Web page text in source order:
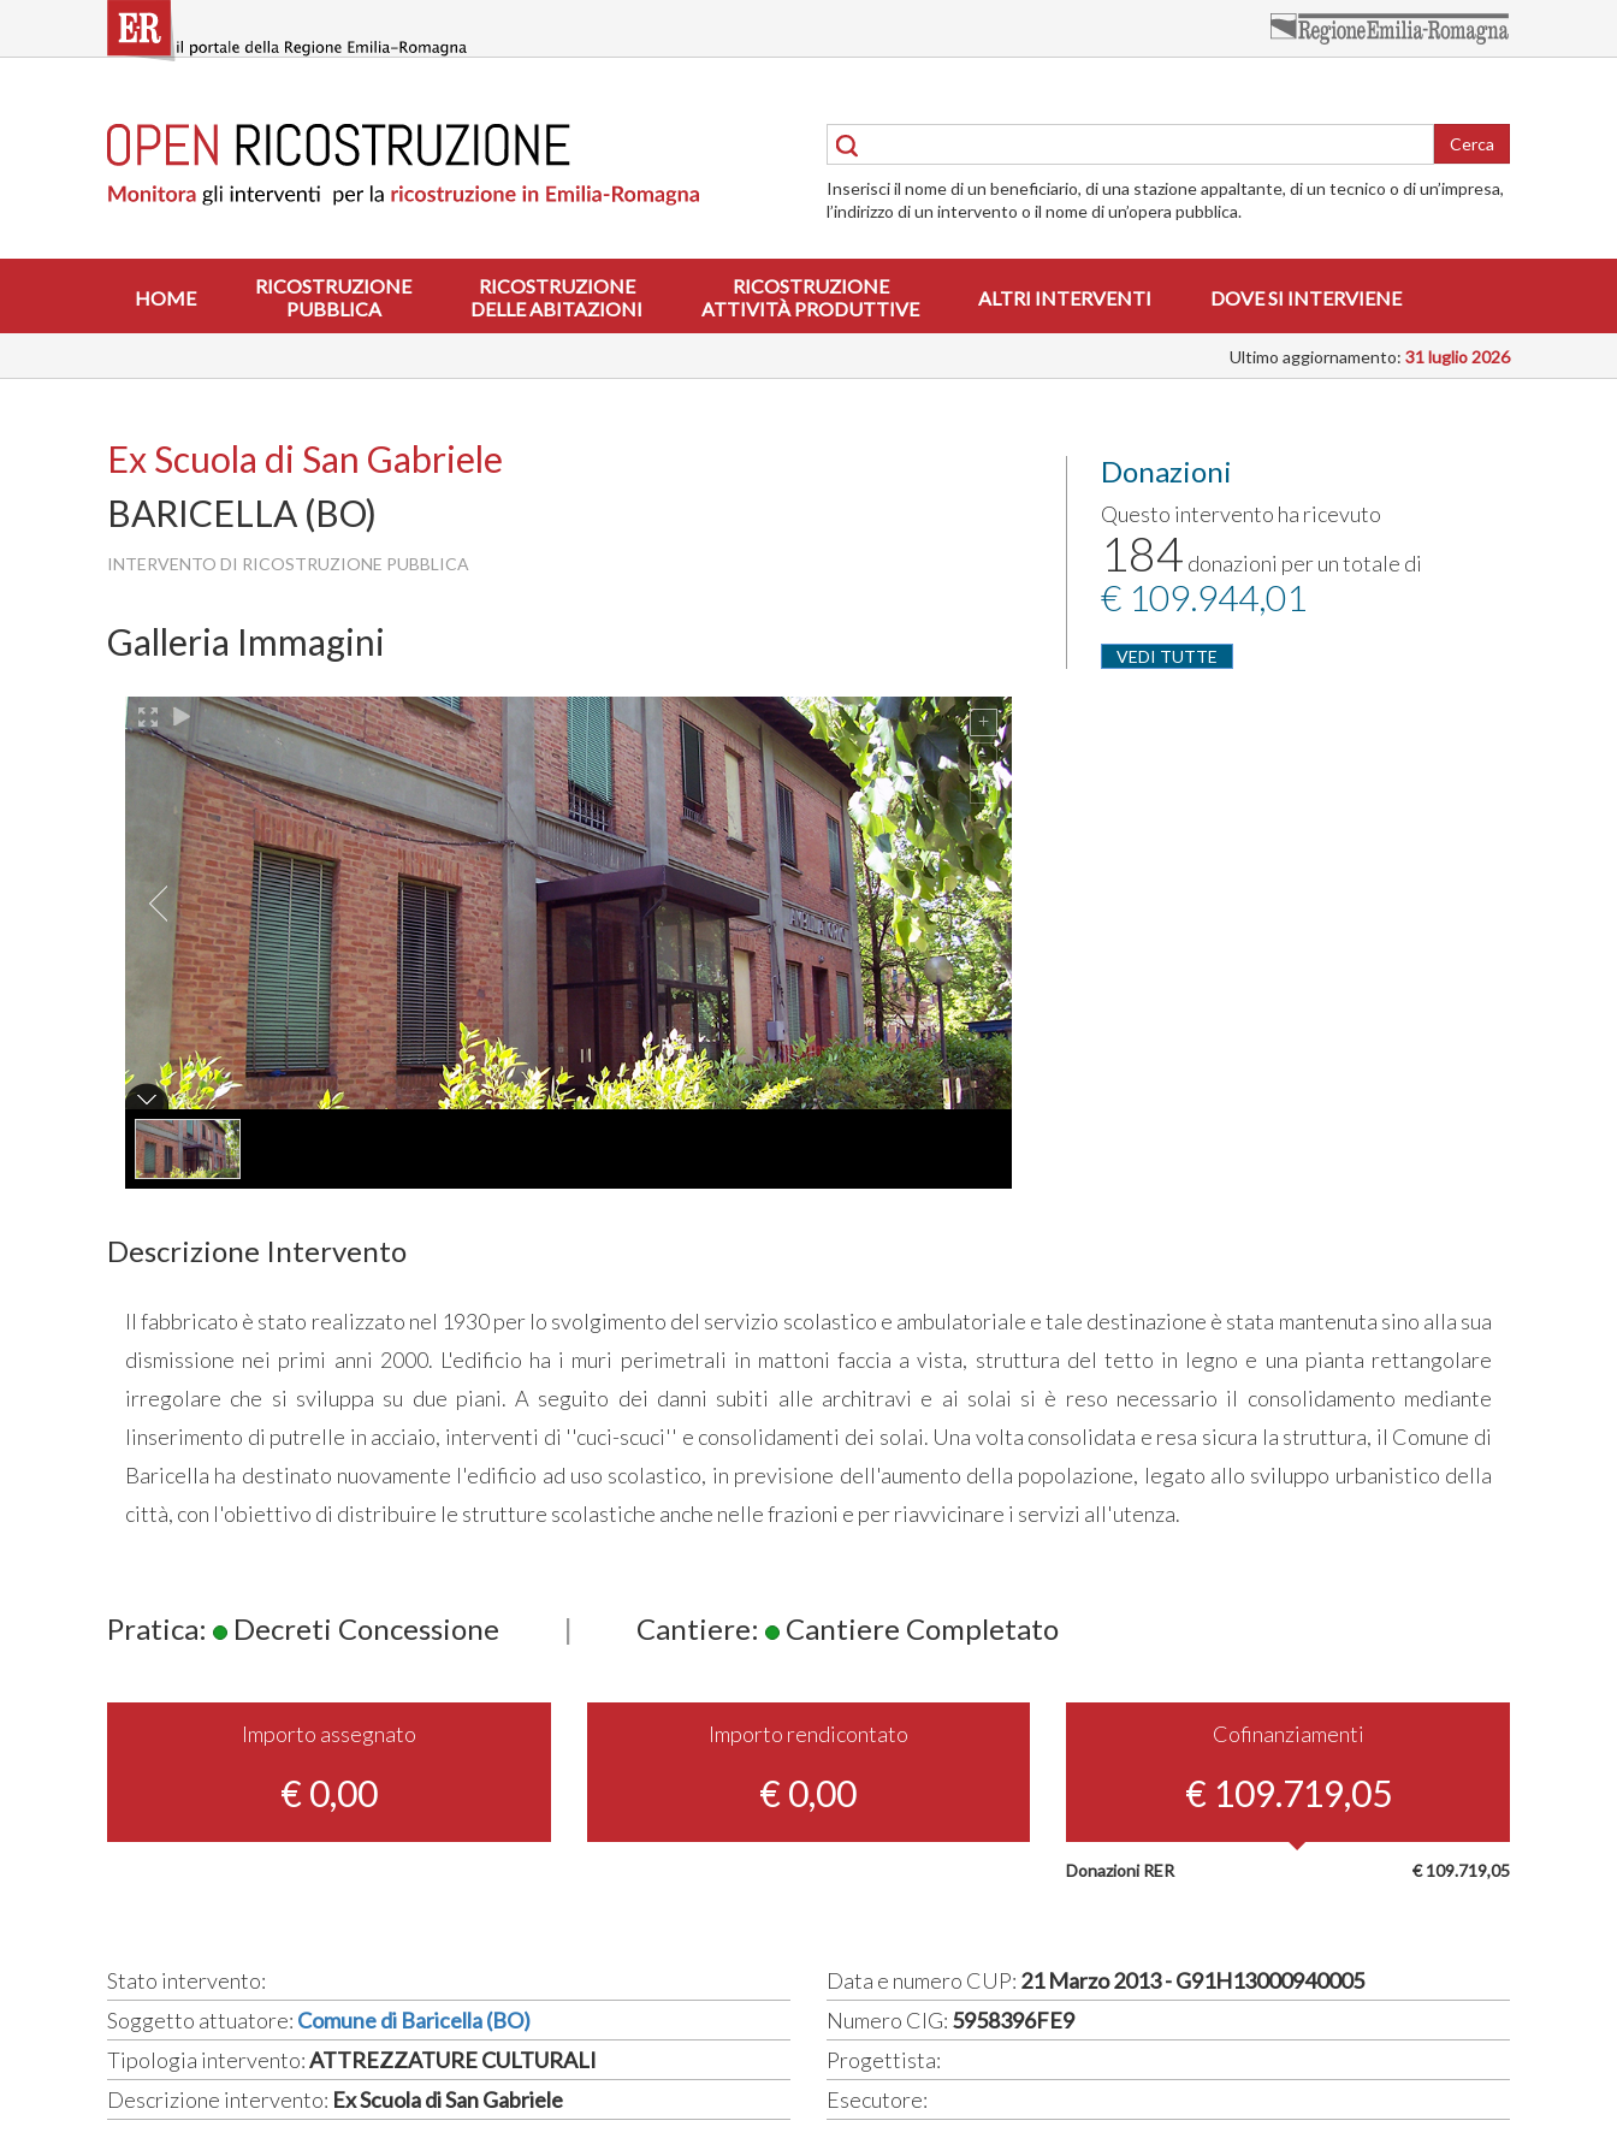
contenuto
RICOSTRUZIONE
PUBBLICA
ABITAZIONI
RICOSTRUZIONE
ATTIVITÀ
INTERVIENE
Cerca
Inserisci il nome di un beneficiario, di una stazione appaltante, di un tecnico o di un’impresa,
l’indirizzo di un intervento o il nome di un’opera pubblica.
HOME
RICOSTRUZIONE
PUBBLICA
RICOSTRUZIONE
DELLE ABITAZIONI
RICOSTRUZIONE
ATTIVITÀ PRODUTTIVE
ALTRI INTERVENTI DOVE SI INTERVIENE
Ultimo aggiornamento: 31 luglio 2026
Ex Scuola di San Gabriele
BARICELLA (BO)
INTERVENTO DI RICOSTRUZIONE PUBBLICA
Galleria Immagini
Donazioni
Questo intervento ha ricevuto
184 donazioni per un totale di
€ 109.944,01
VEDI TUTTE
Descrizione Intervento
Il fabbricato è stato realizzato nel 1930 per lo svolgimento del servizio scolastico e ambulatoriale e tale destinazione è stata mantenuta sino alla sua
dismissione nei primi anni 2000. L'edificio ha i muri perimetrali in mattoni faccia a vista, struttura del tetto in legno e una pianta rettangolare
irregolare che si sviluppa su due piani. A seguito dei danni subiti alle architravi e ai solai si è reso necessario il consolidamento mediante
linserimento di putrelle in acciaio, interventi di ''cuci-scuci'' e consolidamenti dei solai. Una volta consolidata e resa sicura la struttura, il Comune di
Baricella ha destinato nuovamente l'edificio ad uso scolastico, in previsione dell'aumento della popolazione, legato allo sviluppo urbanistico della
città, con l'obiettivo di distribuire le strutture scolastiche anche nelle frazioni e per riavvicinare i servizi all'utenza.
Pratica: Decreti Concessione | Cantiere: Cantiere Completato
Importo assegnato
€ 0,00
Importo rendicontato
€ 0,00
Cofinanziamenti
€ 109.719,05
€ 109.719,05
Donazioni RER
Stato intervento:
Soggetto attuatore: Comune di Baricella (BO)
Tipologia intervento:ATTREZZATURE CULTURALI
Descrizione intervento: Ex Scuola di San Gabriele
Data e numero CUP: 21 Marzo 2013 - G91H13000940005
Numero CIG: 5958396FE9
Progettista:
Esecutore: